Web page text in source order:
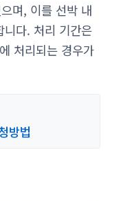
며, 이를 선박 내
니다. 처리 기간은
처리되는 경우가
방법